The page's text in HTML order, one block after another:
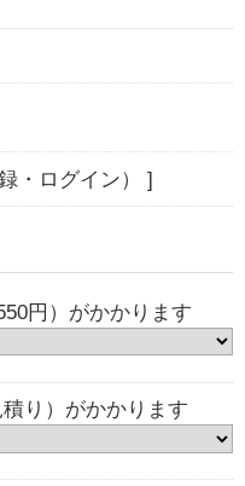
・ログイン） ]
円）がかかります
り）がかかります